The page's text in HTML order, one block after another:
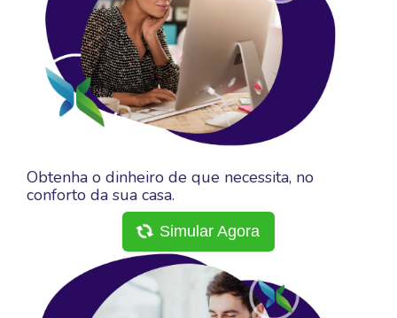
Obtenha o dinheiro de que necessita, no
conforto da sua casa.
Simular Agora